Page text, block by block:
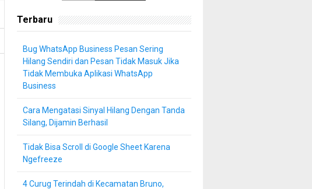
Terbaru
Bug WhatsApp Business Pesan Sering
Hilang Sendiri dan Pesan Tidak Masuk Jika
Tidak Membuka Aplikasi WhatsApp
Business
Cara Mengatasi Sinyal Hilang Dengan Tanda
Silang, Dijamin Berhasil
Tidak Bisa Scroll di Google Sheet Karena
Ngefreeze
4 Curug Terindah di Kecamatan Bruno,